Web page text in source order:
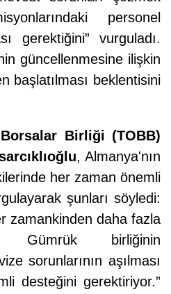
personel
gerektiğini” vurguladı.
güncellenmesine ilişkin
başlatılması beklentisini
Birliği (TOBB)
, Almanya'nın
her zaman önemli
şunları söyledi:
zamankinden daha fazla
Gümrük birliğinin
sorunlarının aşılması
desteğini gerektiriyor.”